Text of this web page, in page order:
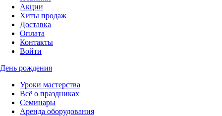
Акции
Хиты продаж
Доставка
Оплата
Контакты
Войти
День рождения
Уроки мастерства
Всё о праздниках
Семинары
Аренда оборудования